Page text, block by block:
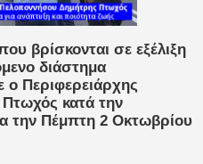
βρίσκονται σε εξέλιξη
διάστημα
Περιφερειάρχης
κατά την
την Πέμπτη 2 Οκτωβρίου